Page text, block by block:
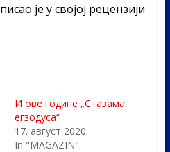
је у својој рецензији
И ове године „Стазама
егзодуса“
17. август 2020.
In "MAGAZIN"